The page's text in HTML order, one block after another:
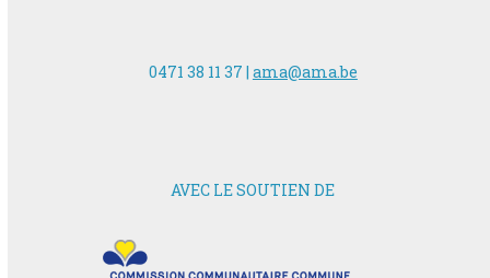
0471 38 11 37 | ama@ama.be
AVEC LE SOUTIEN DE